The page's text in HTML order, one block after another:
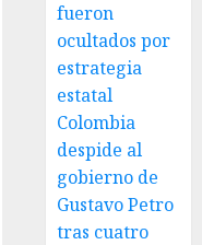
fueron
ocultados por
estrategia
estatal
Colombia
despide al
gobierno de
Gustavo Petro
tras cuatro